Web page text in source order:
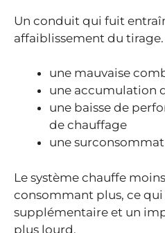
Un conduit qui fuit
affaiblissement du
une mauvaise
une accumulation
une baisse de
de chauffage
une
Le système chauffe
consommant plus, ce
supplémentaire et un
plus lourd.